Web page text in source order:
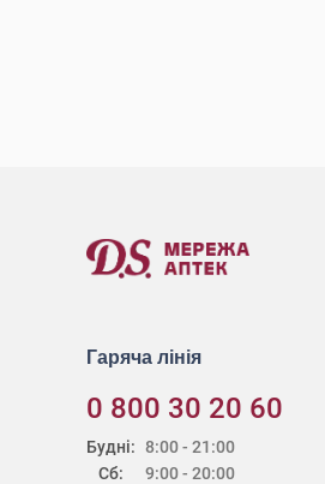
Гаряча лінія
0 800 30 20 60
Будні:
Сб:
8:00 - 21:00
9:00 - 20:00